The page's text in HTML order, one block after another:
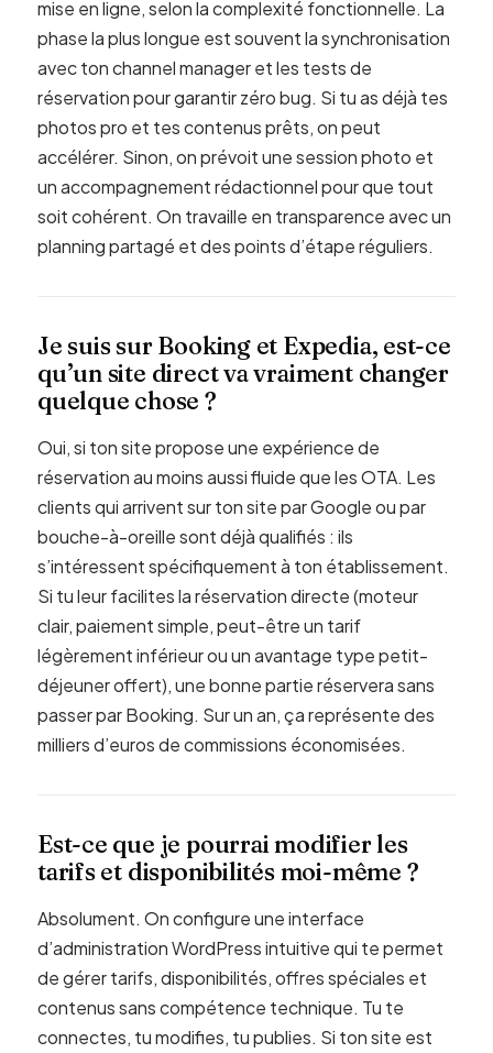
mise en ligne, selon la complexité fonctionnelle. La
phase la plus longue est souvent la synchronisation
avec ton channel manager et les tests de
réservation pour garantir zéro bug. Si tu as déjà tes
photos pro et tes contenus prêts, on peut
accélérer. Sinon, on prévoit une session photo et
un accompagnement rédactionnel pour que tout
soit cohérent. On travaille en transparence avec un
planning partagé et des points d’étape réguliers.
Je suis sur Booking et Expedia, est-ce
qu’un site direct va vraiment changer
quelque chose ?
Oui, si ton site propose une expérience de
réservation au moins aussi fluide que les OTA. Les
clients qui arrivent sur ton site par Google ou par
bouche-à-oreille sont déjà qualifiés : ils
s’intéressent spécifiquement à ton établissement.
Si tu leur facilites la réservation directe (moteur
clair, paiement simple, peut-être un tarif
légèrement inférieur ou un avantage type petit-
déjeuner offert), une bonne partie réservera sans
passer par Booking. Sur un an, ça représente des
milliers d’euros de commissions économisées.
Est-ce que je pourrai modifier les
tarifs et disponibilités moi-même ?
Absolument. On configure une interface
d’administration WordPress intuitive qui te permet
de gérer tarifs, disponibilités, offres spéciales et
contenus sans compétence technique. Tu te
connectes, tu modifies, tu publies. Si ton site est